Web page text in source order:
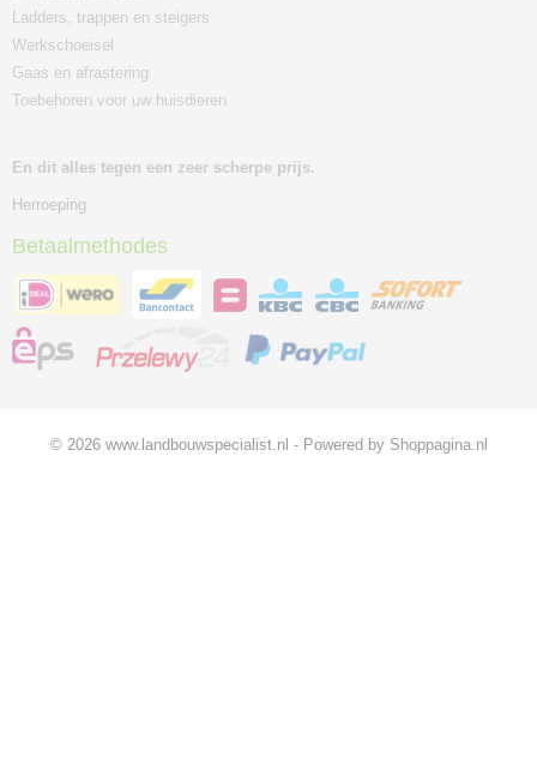
Ladders, trappen en steigers
Werkschoeisel
Gaas en afrastering
Toebehoren voor uw huisdieren
En dit alles tegen een zeer scherpe prijs.
Herroeping
Betaalmethodes
© 2026 www.landbouwspecialist.nl - Powered by Shoppagina.nl